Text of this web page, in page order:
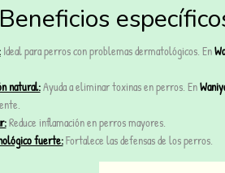
Beneficios
Ideal para perros con problemas dermatológicos. En
natural:Ayuda a eliminar toxinas en perros. En
Reduce inflamación en perros mayores.
fuerte:Fortalece las defensas de los perros.